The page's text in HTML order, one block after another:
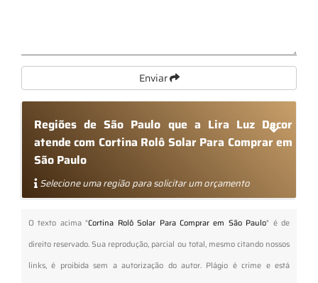
Enviar
Regiões de São Paulo que a Lira Luz Decor
atende com Cortina Rolô Solar Para Comprar em
São Paulo
Selecione uma região para solicitar um orçamento
O texto acima "Cortina Rolô Solar Para Comprar em São Paulo" é de
direito reservado. Sua reprodução, parcial ou total, mesmo citando nossos
links, é proibida sem a autorização do autor. Plágio é crime e está